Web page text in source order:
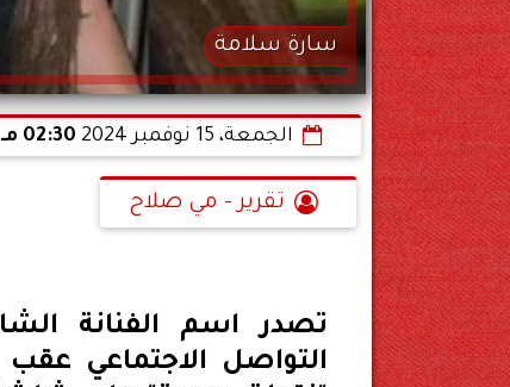
سارة سلامة
الجمعة، 15 نوفمبر 2024 02:30 مـ
تقرير - مي صلاح
تصدر اسم الفنانة
التواصل الاجتماعي